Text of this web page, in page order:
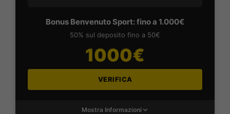
Bonus Benvenuto Sport: fino a 1.000€
50% sul deposito fino a 50€
1000€
VERIFICA
Mostra Informazioni